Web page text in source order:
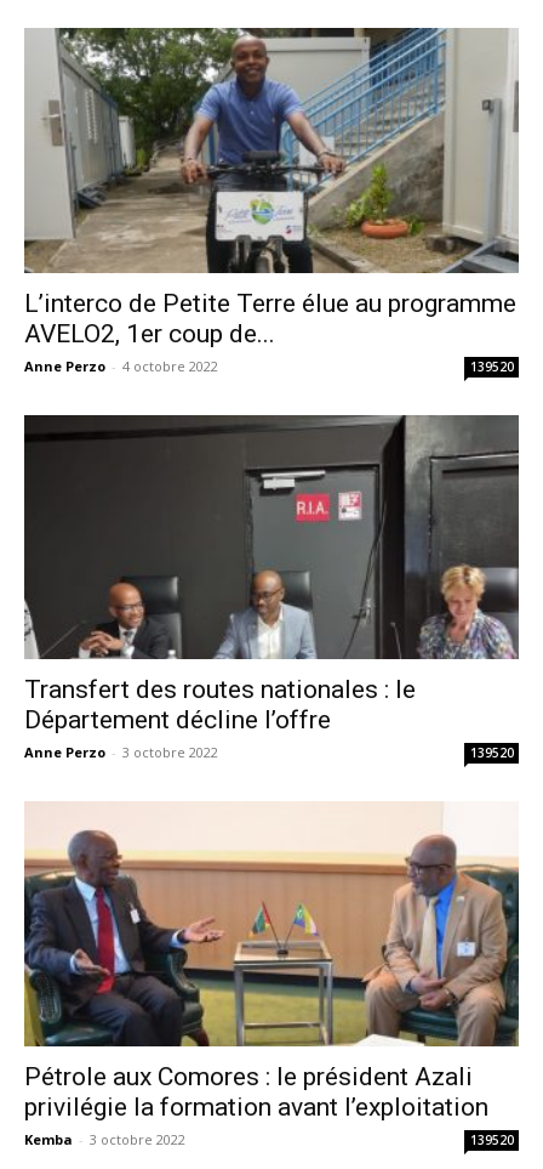
L’interco de Petite Terre élue au programme
AVELO2, 1er coup de...
Anne Perzo - 4 octobre 2022 139520
Transfert des routes nationales : le
Département décline l’offre
Anne Perzo - 3 octobre 2022 139520
Pétrole aux Comores : le président Azali
privilégie la formation avant l’exploitation
Kemba - 3 octobre 2022 139520